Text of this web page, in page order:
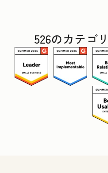
526のカテゴ